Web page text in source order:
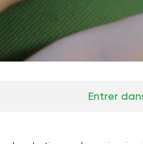
Entrer